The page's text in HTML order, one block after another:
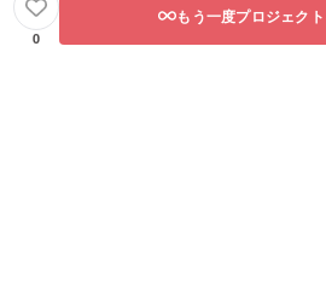
0
もう一度プロジェク